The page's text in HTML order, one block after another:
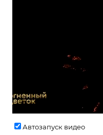
Автозапуск видео